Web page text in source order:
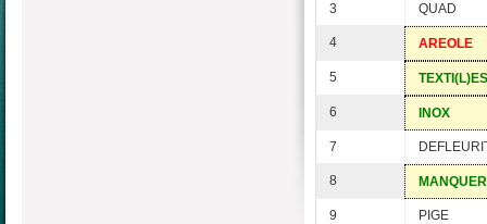
3 QUAD
4 AREOLE
5 TEXTI(L)ES
6 INOX
7
8 MANQUER
9 PIGE